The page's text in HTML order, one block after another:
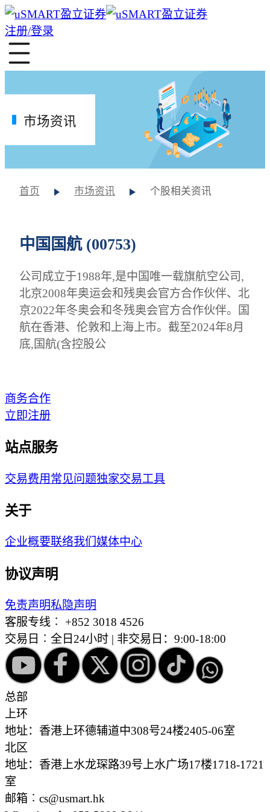
注册/登录
市场资讯
首页 市场资讯 个股相关资讯
中国国航 (00753)
公司成立于1988年,是中国唯一载旗航空公司,
北京2008年奥运会和残奥会官方合作伙伴、北
京2022年冬奥会和冬残奥会官方合作伙伴。国
航在香港、伦敦和上海上市。截至2024年8月
底,国航(含控股公
商务合作
立即注册
站点服务
交易费用常见问题独家交易工具
关于
企业概要联络我们 媒体中心
协议声明
免责声明私隐声明
客服专线︰ +852 3018 4526
交易日︰全日24小时 | 非交易日：9:00-18:00
总部
上环
地址：香港上环德辅道中308号24楼2405-06室
北区
地址：香港上水龙琛路39号上水广场17楼1718-1721
室
邮箱︰cs@usmart.hk